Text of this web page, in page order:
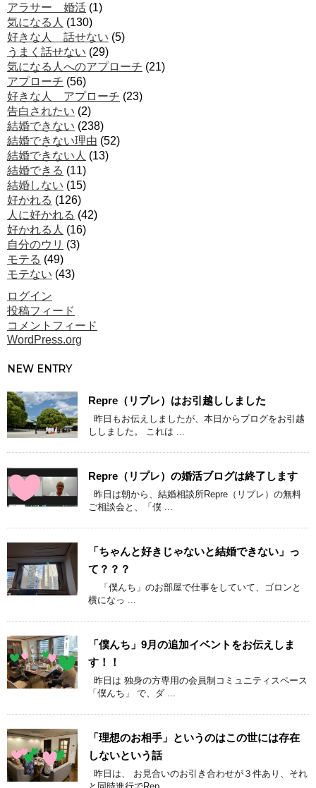
アラサー 婚活 (1)
気になる人 (130)
好きな人 話せない (5)
うまく話せない (29)
気になる人へのアプローチ (21)
アプローチ (56)
好きな人 アプローチ (23)
告白されたい (2)
結婚できない (238)
結婚できない理由 (52)
結婚できない人 (13)
結婚できる (11)
結婚しない (15)
好かれる (126)
人に好かれる (42)
好かれる人 (16)
自分のウリ (3)
モテる (49)
モテない (43)
ログイン
投稿フィード
コメントフィード
WordPress.org
NEW ENTRY
Repre（リプレ）はお引越ししました
昨日もお伝えしましたが、本日からブログをお引越
ししました。 これは ...
Repre（リプレ）の婚活ブログは終了します
昨日は朝から、結婚相談所Repre（リプレ）の無料
ご相談会と、「僕 ...
「ちゃんと好きじゃないと結婚できない」っ
て？？？
「僕んち」のお部屋で仕事をしていて、ゴロンと
横になっ ...
「僕んち」9月の追加イベントをお伝えしま
す！！
昨日は 独身の方専用の会員制コミュニティスペース
「僕んち」 で、ダ ...
「理想のお相手」というのはこの世には存在
しないという話
昨日は、 お見合いのお引き合わせが３件あり、それ